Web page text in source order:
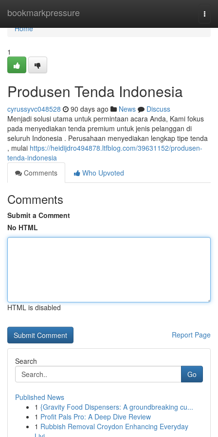
bookmarkpressure
Home
Home
1
Produsen Tenda Indonesia
cyrussyvc048528 90 days ago News
Discuss
Menjadi solusi utama untuk permintaan acara Anda, Kami fokus
pada menyediakan tenda premium untuk jenis pelanggan di
seluruh Indonesia . Perusahaan menyediakan lengkap tipe tenda
, mulai https://heidijdro494878.ltfblog.com/39631152/produsen-
tenda-indonesia
Comments
Who Upvoted
Comments
Submit a Comment
No HTML
HTML is disabled
Report Page
Search
Go
Published News
1 {Gravity Food Dispensers: A groundbreaking cu...
1 Profit Pals Pro: A Deep Dive Review
1 Rubbish Removal Croydon Enhancing Everyday